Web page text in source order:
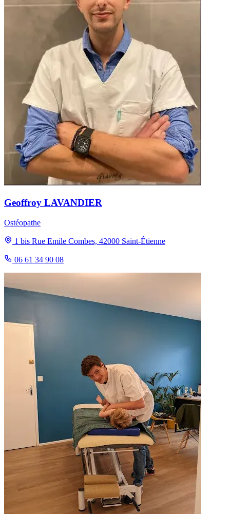
Geoffroy LAVANDIER
Ostéopathe
1 bis Rue Emile Combes, 42000 Saint-Étienne
06 61 34 90 08